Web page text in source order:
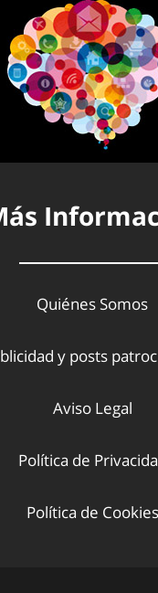
Quiénes Somos
y posts
Aviso Legal
Política de
Política de Cookies